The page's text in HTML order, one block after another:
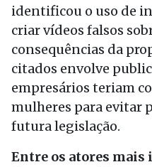
identificou o uso de
criar vídeos falsos
consequências da
citados envolve
empresários teriam
mulheres para evitar
futura legislação.
Entre os atores mais